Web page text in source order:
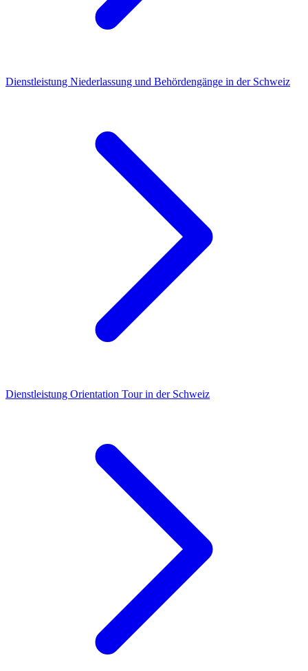
Dienstleistung Niederlassung und Behördengänge in der Schweiz
Dienstleistung Orientation Tour in der Schweiz